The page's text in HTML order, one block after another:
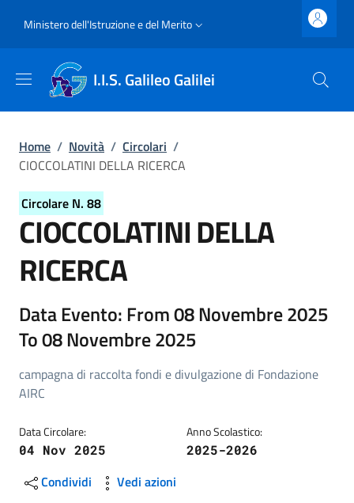
Slim top
Ministero dell'Istruzione e del Merito
I.I.S. Galileo Galilei
Briciole di pane
Home / Novità / Circolari /
CIOCCOLATINI DELLA RICERCA
Circolare N. 88
CIOCCOLATINI DELLA
RICERCA
Dettagli della circolare
Data Evento: From 08 Novembre 2025
To 08 Novembre 2025
campagna di raccolta fondi e divulgazione di Fondazione
AIRC
Data Circolare:
04 Nov 2025
Anno Scolastico:
2025-2026
Condividi Vedi azioni